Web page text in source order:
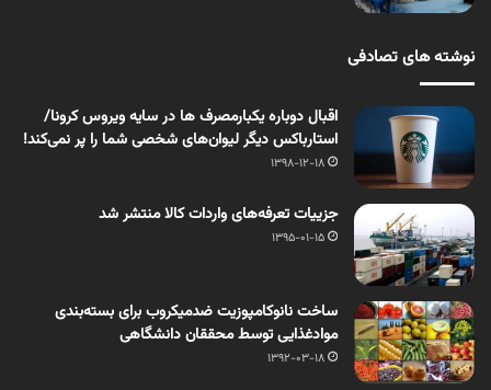
نوشته های تصادفی
اقبال دوباره یکبارمصرف ها در سایه ویروس کرونا/
استارباکس دیگر لیوان‌های شخصی شما را پر نمی‌کند!
1398-12-18
جزییات تعرفه‌های واردات کالا منتشر شد
1395-01-15
ساخت نانوکامپوزیت‌ ضدمیکروب برای بسته‌بندی
موادغذایی توسط محققان دانشگاهی
1392-03-18